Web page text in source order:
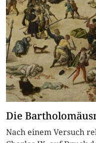
Die
Nach einem Versuch